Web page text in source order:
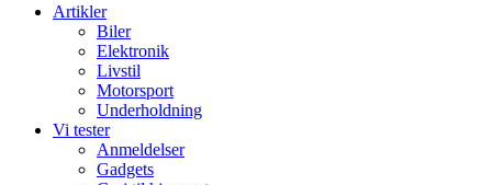
Artikler
Biler
Elektronik
Livstil
Motorsport
Underholdning
Vi tester
Anmeldelser
Gadgets